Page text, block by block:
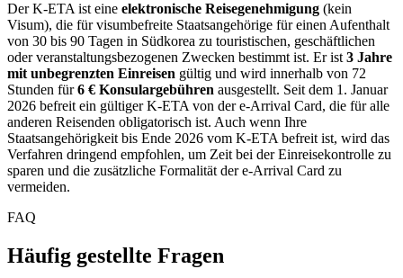
Der K-ETA ist eine elektronische Reisegenehmigung (kein
Visum), die für visumbefreite Staatsangehörige für einen Aufenthalt
von 30 bis 90 Tagen in Südkorea zu touristischen, geschäftlichen
oder veranstaltungsbezogenen Zwecken bestimmt ist. Er ist 3 Jahre
mit unbegrenzten Einreisen gültig und wird innerhalb von 72
Stunden für6 € Konsulargebühren ausgestellt. Seit dem 1. Januar
2026 befreit ein gültiger K-ETA von der e-Arrival Card, die für alle
anderen Reisenden obligatorisch ist. Auch wenn Ihre
Staatsangehörigkeit bis Ende 2026 vom K-ETA befreit ist, wird das
Verfahren dringend empfohlen, um Zeit bei der Einreisekontrolle zu
sparen und die zusätzliche Formalität der e-Arrival Card zu
vermeiden.
FAQ
Häufig gestellte Fragen